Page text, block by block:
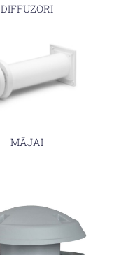
DIFFUZORI
MĀJAI